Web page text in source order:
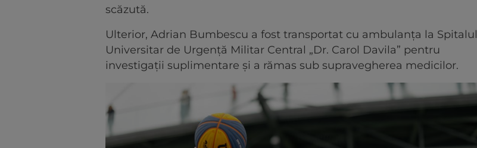
scăzută.
Ulterior, Adrian Bumbescu a fost transportat cu ambulanța la Spitalul
Universitar de Urgență Militar Central „Dr. Carol Davila” pentru
investigații suplimentare și a rămas sub supravegherea medicilor.